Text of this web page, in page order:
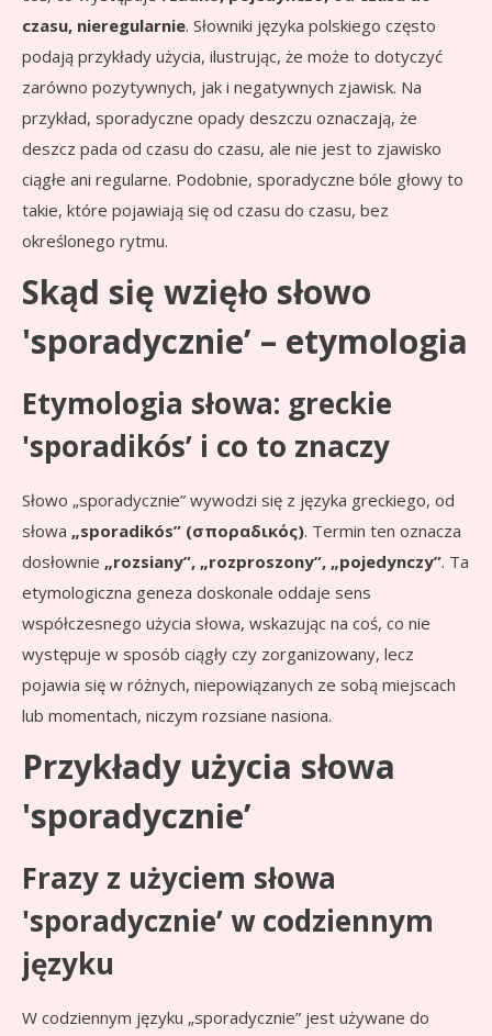
czasu, nieregularnie. Słowniki języka polskiego często
podają przykłady użycia, ilustrując, że może to dotyczyć
zarówno pozytywnych, jak i negatywnych zjawisk. Na
przykład, sporadyczne opady deszczu oznaczają, że
deszcz pada od czasu do czasu, ale nie jest to zjawisko
ciągłe ani regularne. Podobnie, sporadyczne bóle głowy to
takie, które pojawiają się od czasu do czasu, bez
określonego rytmu.
Skąd się wzięło słowo
'sporadycznie’ – etymologia
Etymologia słowa: greckie
'sporadikós’ i co to znaczy
Słowo „sporadycznie” wywodzi się z języka greckiego, od
słowa „sporadikós” (σποραδικός). Termin ten oznacza
dosłownie „rozsiany”, „rozproszony”, „pojedynczy”. Ta
etymologiczna geneza doskonale oddaje sens
współczesnego użycia słowa, wskazując na coś, co nie
występuje w sposób ciągły czy zorganizowany, lecz
pojawia się w różnych, niepowiązanych ze sobą miejscach
lub momentach, niczym rozsiane nasiona.
Przykłady użycia słowa
'sporadycznie’
Frazy z użyciem słowa
'sporadycznie’ w codziennym
języku
W codziennym języku „sporadycznie” jest używane do